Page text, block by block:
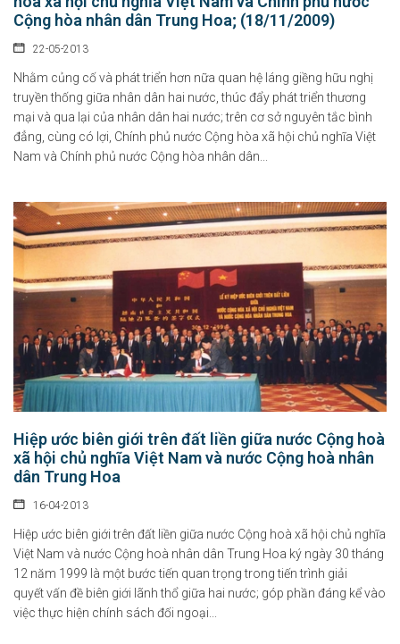
Cộng hòa nhân dân Trung Hoa; (18/11/2009)
22-05-2013
Nhằm củng cố và phát triển hơn nữa quan hệ láng giềng hữu nghị
truyền thống giữa nhân dân hai nước, thúc đẩy phát triển thương
mại và qua lại của nhân dân hai nước; trên cơ sở nguyên tắc bình
đẳng, cùng có lợi, Chính phủ nước Cộng hòa xã hội chủ nghĩa Việt
Nam và Chính phủ nước Cộng hòa nhân dân...
Hiệp ước biên giới trên đất liền giữa nước Cộng hoà
xã hội chủ nghĩa Việt Nam và nước Cộng hoà nhân
dân Trung Hoa
16-04-2013
Hiệp ước biên giới trên đất liền giữa nước Cộng hoà xã hội chủ nghĩa
Việt Nam và nước Cộng hoà nhân dân Trung Hoa ký ngày 30 tháng
12 năm 1999 là một bước tiến quan trọng trong tiến trình giải
quyết vấn đề biên giới lãnh thổ giữa hai nước; góp phần đáng kể vào
việc thực hiện chính sách đối ngoại...